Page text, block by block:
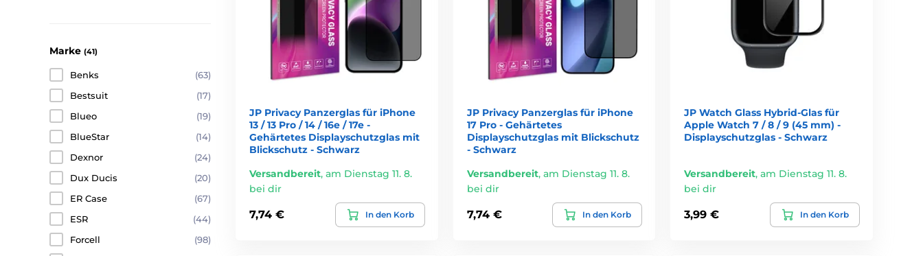
Marke (41)
Benks
(63)
Bestsuit
(17)
Blueo
(19)
BlueStar
(14)
Dexnor
(24)
Dux Ducis
(20)
ER Case
(67)
ESR
(44)
Forcell
(98)
JP Privacy Panzerglas für iPhone
13 / 13 Pro / 14 / 16e / 17e -
Gehärtetes Displayschutzglas mit
Blickschutz - Schwarz
Versandbereit, am Dienstag 11. 8.
bei dir
7,74 € In den Korb
JP Privacy Panzerglas für iPhone
17 Pro - Gehärtetes
Displayschutzglas mit Blickschutz
- Schwarz
Versandbereit, am Dienstag 11. 8.
bei dir
7,74 € In den Korb
JP Watch Glass Hybrid-Glas für
Apple Watch 7 / 8 / 9 (45 mm) -
Displayschutzglas - Schwarz
Versandbereit,am Dienstag 11. 8.
bei dir
3,99 € In den Korb